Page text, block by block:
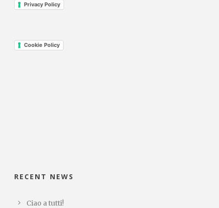
Privacy Policy
Cookie Policy
RECENT NEWS
Ciao a tutti!